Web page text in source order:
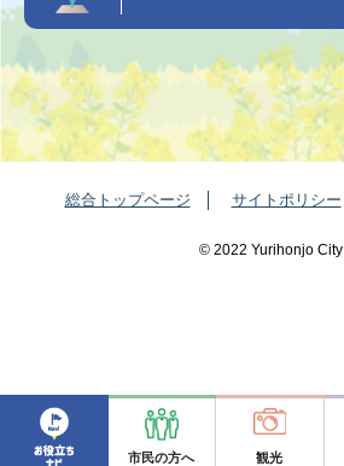
市民の方へ 観光
総合トップページ サイトポリシー
©️ 2022 Yurihonjo City